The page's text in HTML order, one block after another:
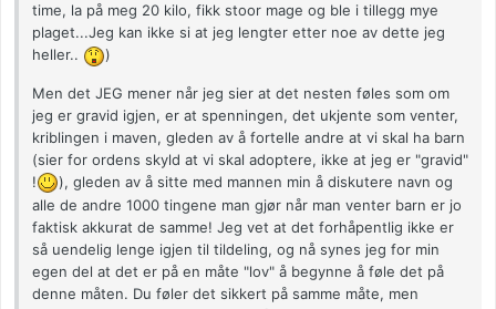
time, la på meg 20 kilo, fikk stoor mage og ble i tillegg mye
plaget...Jeg kan ikke si at jeg lengter etter noe av dette jeg
heller..
)
Men det JEG mener når jeg sier at det nesten føles som om
jeg er gravid igjen, er at spenningen, det ukjente som venter,
kriblingen i maven, gleden av å fortelle andre at vi skal ha barn
(sier for ordens skyld at vi skal adoptere, ikke at jeg er "gravid"
!
), gleden av å sitte med mannen min å diskutere navn og
alle de andre 1000 tingene man gjør når man venter barn er jo
faktisk akkurat de samme! Jeg vet at det forhåpentlig ikke er
så uendelig lenge igjen til tildeling, og nå synes jeg for min
egen del at det er på en måte "lov" å begynne å føle det på
denne måten. Du føler det sikkert på samme måte, men